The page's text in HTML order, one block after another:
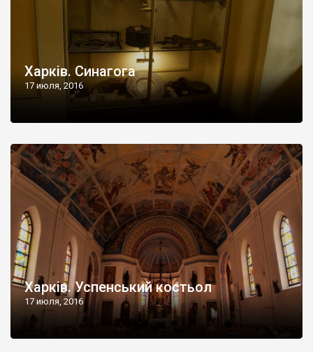
Харків. Синагога
17 июля, 2016
Харків. Успенський костьол
17 июля, 2016